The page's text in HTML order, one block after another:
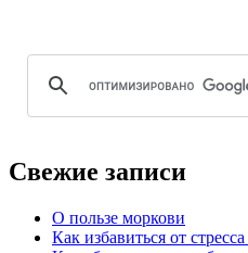
Свежие записи
О пользе моркови
Как избавиться от